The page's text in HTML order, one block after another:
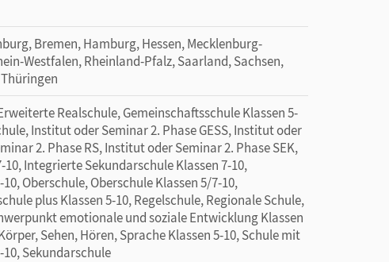
Bremen, Hamburg, Hessen, Mecklenburg-
Westfalen, Rheinland-Pfalz, Saarland, Sachsen,
Realschule, Gemeinschaftsschule Klassen 5-
Institut oder Seminar 2. Phase GESS, Institut oder
2. Phase RS, Institut oder Seminar 2. Phase SEK,
Integrierte Sekundarschule Klassen 7-10,
Oberschule, Oberschule Klassen 5/7-10,
plus Klassen 5-10, Regelschule, Regionale Schule,
emotionale und soziale Entwicklung Klassen
Sehen, Hören, Sprache Klassen 5-10, Schule mit
Sekundarschule